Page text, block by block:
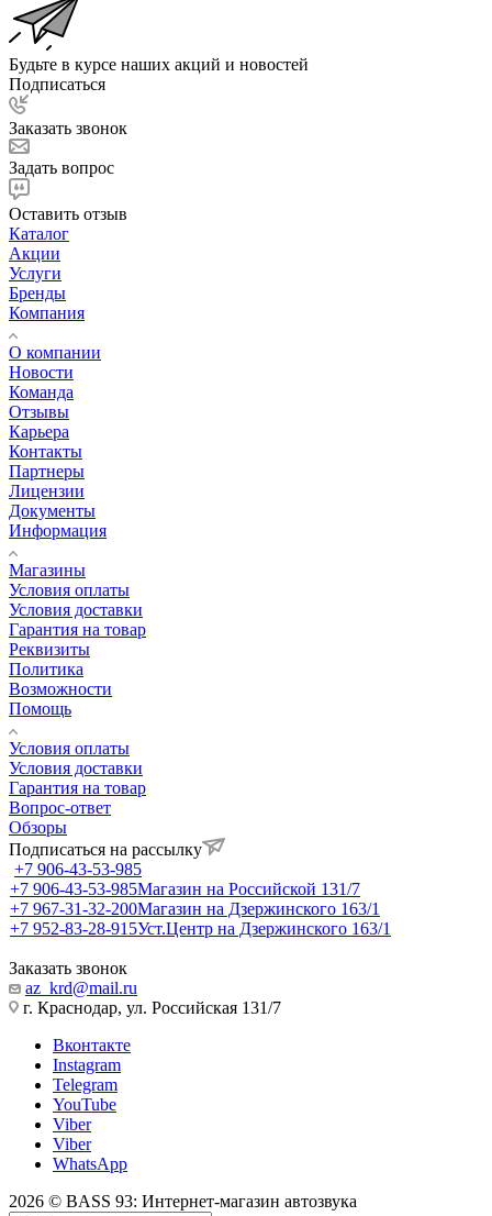
Будьте в курсе наших акций и новостей
Подписаться
Заказать звонок
Задать вопрос
Оставить отзыв
Каталог
Акции
Услуги
Бренды
Компания
О компании
Новости
Команда
Отзывы
Карьера
Контакты
Партнеры
Лицензии
Документы
Информация
Магазины
Условия оплаты
Условия доставки
Гарантия на товар
Реквизиты
Политика
Возможности
Помощь
Условия оплаты
Условия доставки
Гарантия на товар
Вопрос-ответ
Обзоры
Подписаться на рассылку
+7 906-43-53-985
+7 906-43-53-985Магазин на Российской 131/7
+7 967-31-32-200Магазин на Дзержинского 163/1
+7 952-83-28-915Уст.Центр на Дзержинского 163/1
Заказать звонок
az_krd@mail.ru
г. Краснодар, ул. Российская 131/7
Вконтакте
Instagram
Telegram
YouTube
Viber
Viber
WhatsApp
2026 © BASS 93: Интернет-магазин автозвука